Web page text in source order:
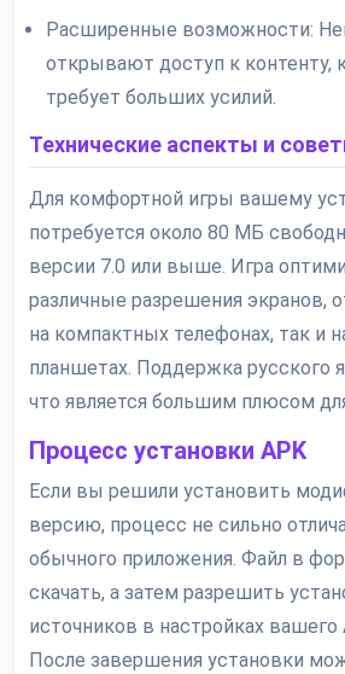
Расширенные возможности:
открывают доступ к контенту,
требует больших усилий.
Технические аспекты и
Для комфортной игры вашему
потребуется около 80 МБ
версии 7.0 или выше. Игра
различные разрешения экранов,
на компактных телефонах, так и
планшетах. Поддержка русского
что является большим плюсом
Процесс установки APK
Если вы решили установить
версию, процесс не сильно
обычного приложения. Файл в
скачать, а затем разрешить
источников в настройках вашего
После завершения установки